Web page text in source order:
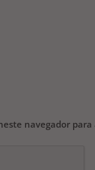
navegador